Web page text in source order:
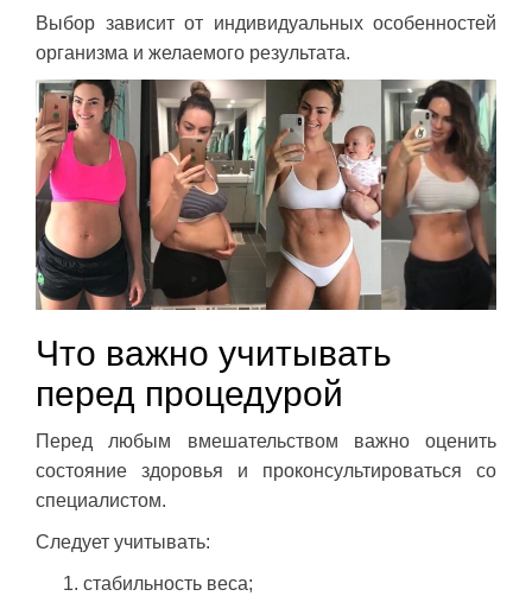
Выбор зависит от индивидуальных особенностей
организма и желаемого результата.
Что важно учитывать
перед процедурой
Перед любым вмешательством важно оценить
состояние здоровья и проконсультироваться со
специалистом.
Следует учитывать:
стабильность веса;